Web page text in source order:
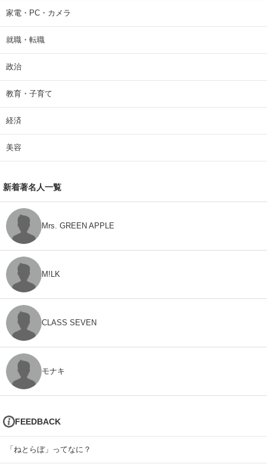
家電・PC・カメラ
就職・転職
政治
教育・子育て
経済
美容
新着著名人一覧
Mrs. GREEN APPLE
M!LK
CLASS SEVEN
モナキ
FEEDBACK
「ねとらぼ」ってなに？